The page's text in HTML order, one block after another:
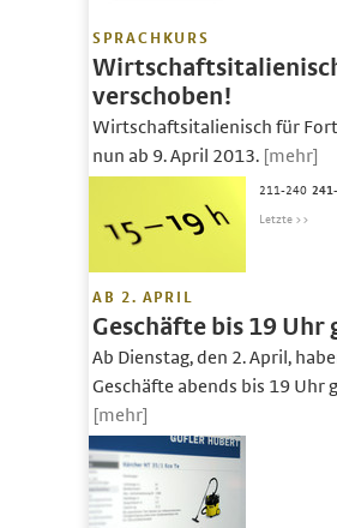
SPRACHKURS
verschoben!
Wirtschaftsitalienisch für
nun ab 9. April 2013. [mehr]
AB 2. APRIL
Geschäfte bis 19
Ab Dienstag, den 2. April,
Geschäfte abends bis 19 Uhr
[mehr]
211-240
Letzte >>